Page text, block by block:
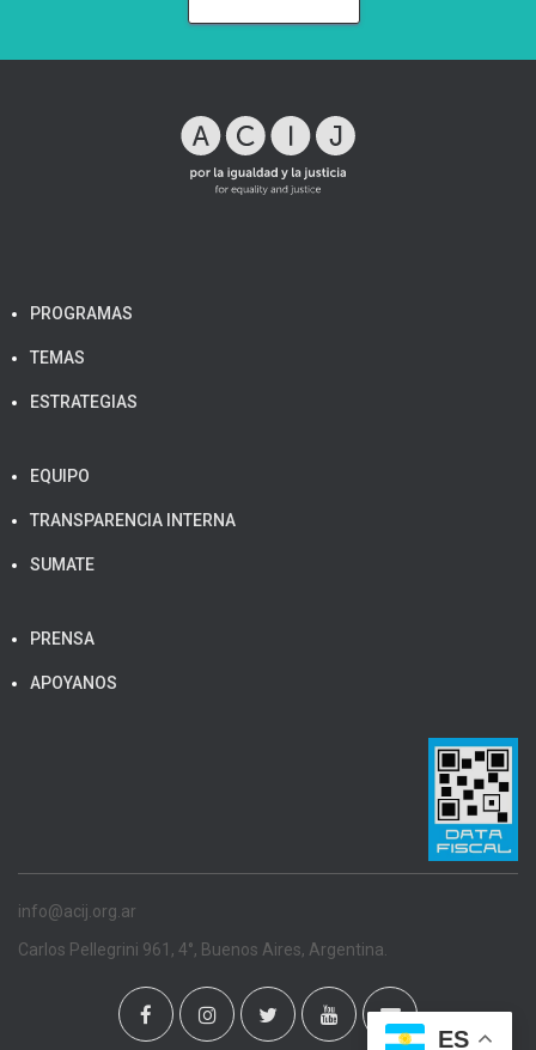
PROGRAMAS
TEMAS
ESTRATEGIAS
EQUIPO
TRANSPARENCIA INTERNA
SUMATE
PRENSA
APOYANOS
info@acij.org.ar
Carlos Pellegrini 961, 4°, Buenos Aires, Argentina.
ES